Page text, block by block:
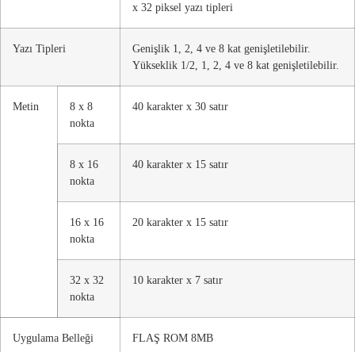
x 32 piksel yazı tipleri
Yazı Tipleri
Genişlik 1, 2, 4 ve 8 kat genişletilebilir.
Yükseklik 1/2, 1, 2, 4 ve 8 kat genişletilebilir.
Metin
8 x 8
nokta
40 karakter x 30 satır
8 x 16
nokta
40 karakter x 15 satır
16 x 16
nokta
20 karakter x 15 satır
32 x 32
nokta
10 karakter x 7 satır
Uygulama Belleği FLAŞ ROM 8MB